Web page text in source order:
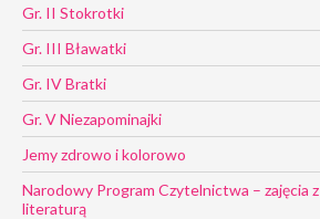
Gr. II Stokrotki
Gr. III Bławatki
Gr. IV Bratki
Gr. V Niezapominajki
Jemy zdrowo i kolorowo
Narodowy Program Czytelnictwa – zajęcia z
literaturą